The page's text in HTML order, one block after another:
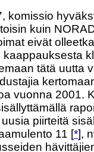
komissio
kuin
eivät
tätä uutta
vuonna 2001.
piirteitä
11 [*],